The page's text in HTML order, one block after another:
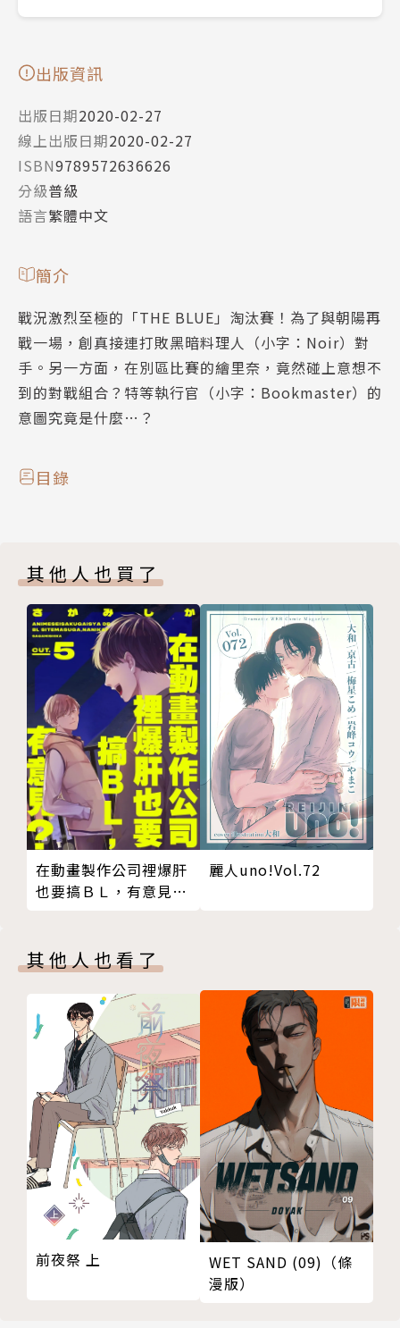
出版資訊
出版日期2020-02-27
線上出版日期2020-02-27
ISBN9789572636626
分級普級
語言繁體中文
簡介
戰況激烈至極的「THE BLUE」淘汰賽！為了與朝陽再
戰一場，創真接連打敗黑暗料理人（小字：Noir）對
手。另一方面，在別區比賽的繪里奈，竟然碰上意想不
到的對戰組合？特等執行官（小字：Bookmaster）的
意圖究竟是什麼…？
目錄
其他人也買了
在動畫製作公司裡爆肝
也要搞ＢＬ，有意見？
麗人uno!Vol.72
其他人也看了
前夜祭 上
WET SAND (09)（條
漫版）